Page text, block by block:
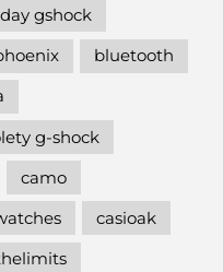
gshock
bluetooth
g-shock
camo
casioak